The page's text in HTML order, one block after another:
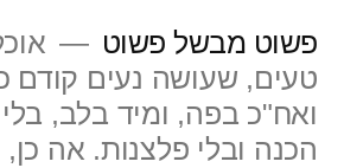
לתוכן
פשוט מבשל פשוט
טעים, שעושה נעים קודם
הכנה ובלי פלצנות. אה כן,